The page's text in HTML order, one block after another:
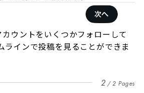
カウントをいくつかフォローして
ラインで投稿を見ることができま
2 2 Pages